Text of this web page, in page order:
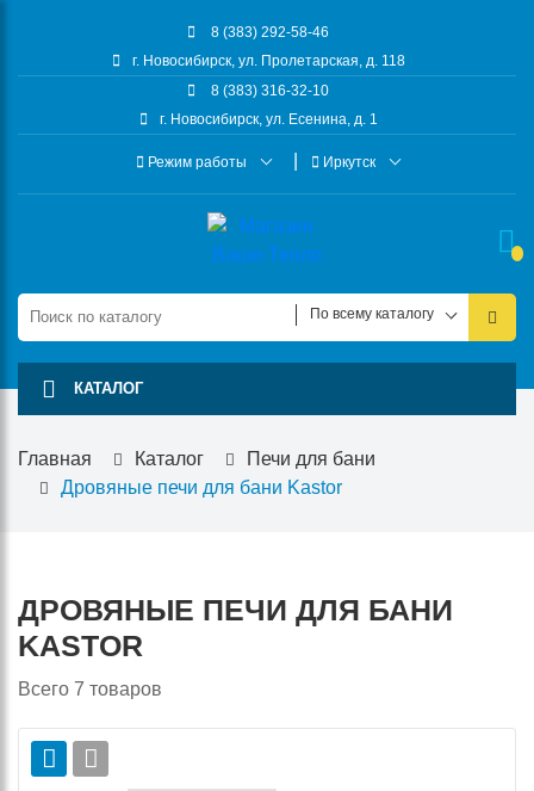
8 (383) 292-58-46
г. Новосибирск, ул. Пролетарская, д. 118
8 (383) 316-32-10
г. Новосибирск, ул. Есенина, д. 1
Режим работы Иркутск
По всему каталогу
КАТАЛОГ
Главная Каталог
Печи для бани
Дровяные печи для бани Kastor
ДРОВЯНЫЕ ПЕЧИ ДЛЯ БАНИ
KASTOR
Всего 7 товаров